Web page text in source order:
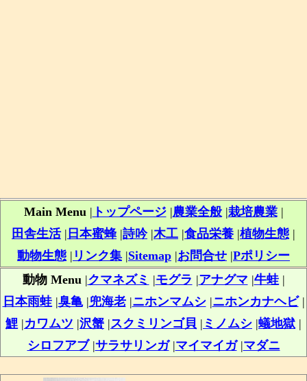
Main Menu| トップページ|農業全般|栽培農業|
田舎生活| 日本蜜蜂 |詩吟|木工 |食品栄養 |植物生態 |
動物生態 | リンク集 |Sitemap |お問合せ |Pポリシー
動物 Menu|クマネズミ |モグラ |アナグマ |牛蛙|
日本雨蛙|臭亀|兜海老|ニホンマムシ|ニホンカナヘビ|
鯉 |カワムツ |沢蟹 |スクミリンゴ貝 | ミノムシ |蟻地獄 |
シロフアブ|サラサリンガ|マイマイガ|マダニ